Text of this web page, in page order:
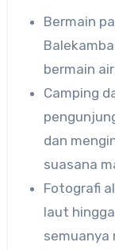
Bermain
bermain
Camping
dan
suasana
Fotografi
laut
semuanya